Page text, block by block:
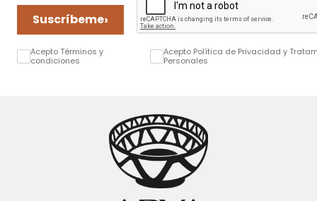
Suscríbeme›
Acepto Términos y
condiciones
Acepto Política de Privacidad y
Personales